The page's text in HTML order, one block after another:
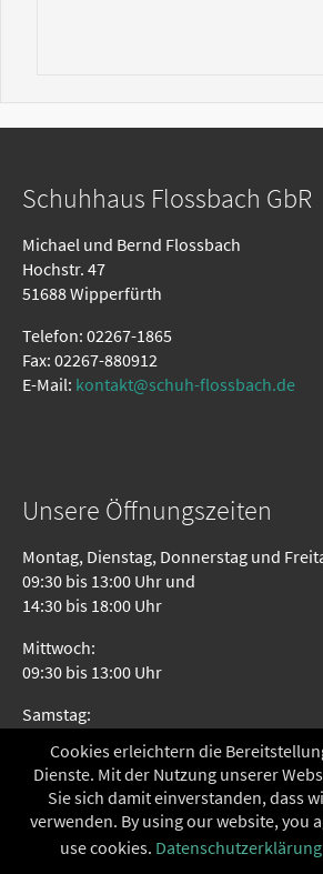
Schuhhaus Flossbach GbR
Michael und Bernd Flossbach
Hochstr. 47
51688 Wipperfürth
Telefon: 02267-1865
Fax: 02267-880912
E-Mail: kontakt@schuh-flossbach.de
Unsere Öffnungszeiten
Montag, Dienstag, Donnerstag und
09:30 bis 13:00 Uhr und
14:30 bis 18:00 Uhr
Mittwoch:
09:30 bis 13:00 Uhr
Samstag:
Seitenübersicht
Cookies erleichtern die
Dienste. Mit der Nutzung unserer
Sie sich damit einverstanden, dass
verwenden. By using our website, you
use cookies. Datenschutzerklärung